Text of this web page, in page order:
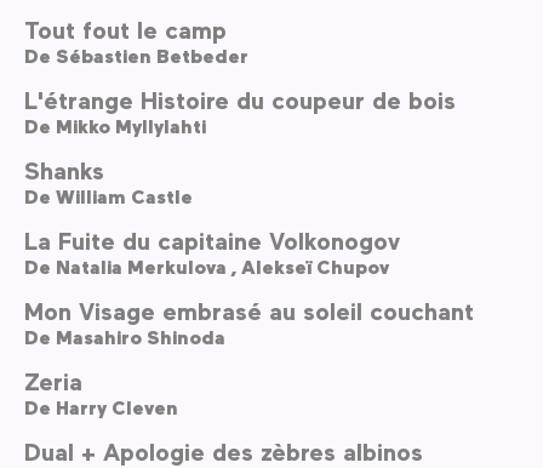
Tout fout le camp
De Sébastien Betbeder
L'étrange Histoire du coupeur de bois
De Mikko Myllylahti
Shanks
De William Castle
La Fuite du capitaine Volkonogov
De Natalia Merkulova , Alekseï Chupov
Mon Visage embrasé au soleil couchant
De Masahiro Shinoda
Zeria
De Harry Cleven
Dual + Apologie des zèbres albinos